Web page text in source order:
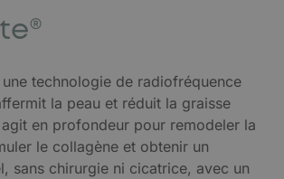
technologie de radiofréquence
la peau et réduit la graisse
en profondeur pour remodeler la
le collagène et obtenir un
sans chirurgie ni cicatrice, avec un